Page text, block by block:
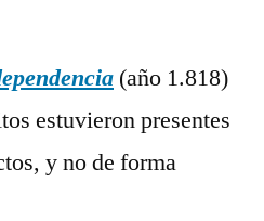
(año 1.818)
estuvieron presentes
y no de forma